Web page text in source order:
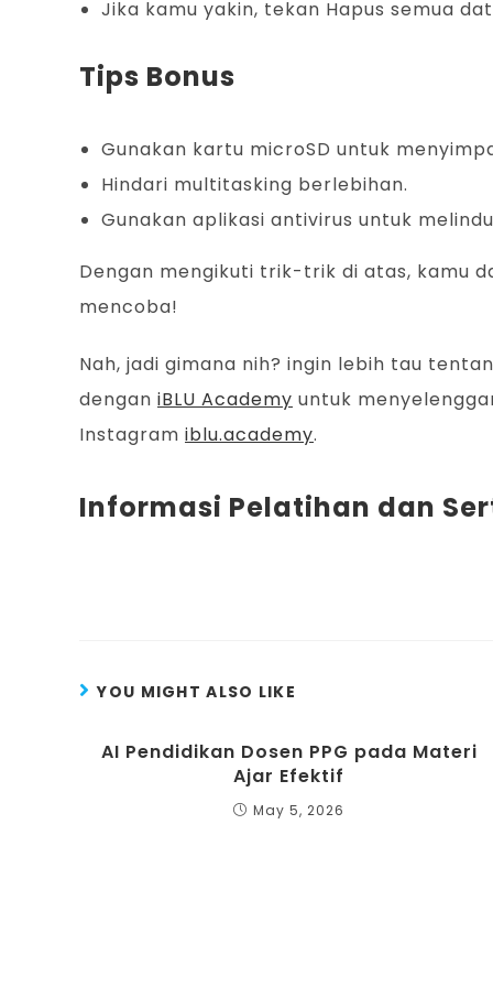
Jika kamu yakin, tekan Hapus semua
Tips Bonus
Gunakan kartu microSD untuk
Hindari multitasking berlebihan.
Gunakan aplikasi antivirus untuk
Dengan mengikuti trik-trik di atas, kamu
mencoba!
Nah, jadi gimana nih? ingin lebih tau
dengan iBLU Academy untuk
Instagram iblu.academy.
Informasi Pelatihan dan
YOU MIGHT ALSO LIKE
AI Pendidikan Dosen PPG pada Materi
Ajar Efektif
May 5, 2026